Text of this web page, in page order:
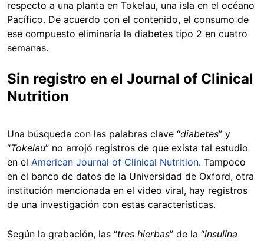
respecto a una planta en Tokelau, una isla en el océano
Pacífico. De acuerdo con el contenido, el consumo de
ese compuesto eliminaría la diabetes tipo 2 en cuatro
semanas.
Sin registro en el Journal of Clinical
Nutrition
Una búsqueda con las palabras clave “diabetes” y
“Tokelau” no arrojó registros de que exista tal estudio
en el American Journal of Clinical Nutrition. Tampoco
en el banco de datos de la Universidad de Oxford, otra
institución mencionada en el video viral, hay registros
de una investigación con estas características.
Según la grabación, las “tres hierbas” de la “insulina